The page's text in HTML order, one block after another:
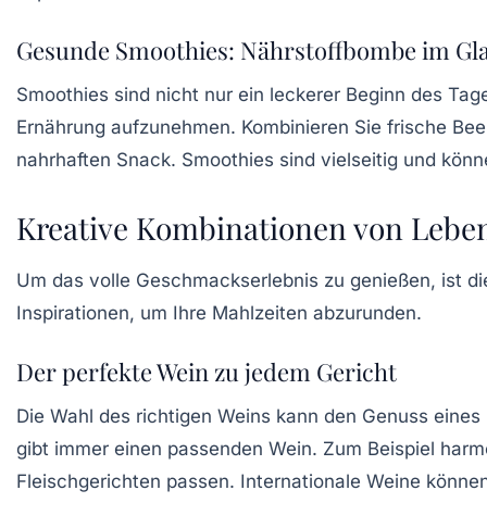
Gesunde Smoothies: Nährstoffbombe im
Smoothies sind nicht nur ein leckerer Beginn des
Ernährung aufzunehmen. Kombinieren Sie frische
nahrhaften Snack. Smoothies sind vielseitig und
Kreative Kombinationen von
Um das volle Geschmackserlebnis zu genießen, ist
Inspirationen, um Ihre Mahlzeiten abzurunden.
Der perfekte Wein zu jedem Gericht
Die Wahl des richtigen Weins kann den Genuss
gibt immer einen passenden Wein. Zum Beispiel
Fleischgerichten passen. Internationale Weine